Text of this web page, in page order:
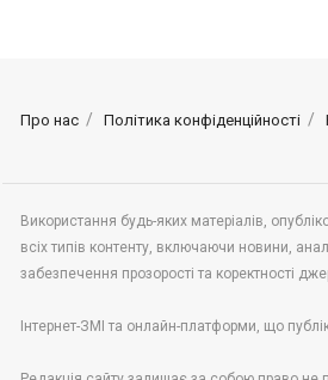
Про нас Політика конфіденційності
Використання будь-яких матеріалів,
всіх типів контенту, включаючи новини,
забезпечення прозорості та коректності
Інтернет-ЗМІ та онлайн-платформи, що